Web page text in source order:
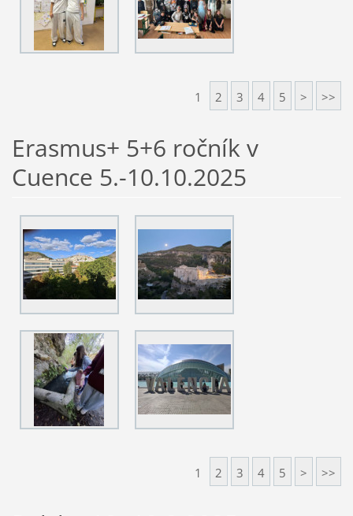
1 2 3 4 5 > >>
Erasmus+ 5+6 ročník v
Cuence 5.-10.10.2025
1 2 3 4 5 > >>